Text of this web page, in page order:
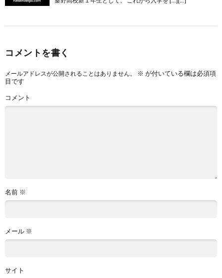
コメントを書く
メールアドレスが公開されることはありません。 ※ が付いている欄は必須項
目です
コメント
名前 ※
メール ※
サイト